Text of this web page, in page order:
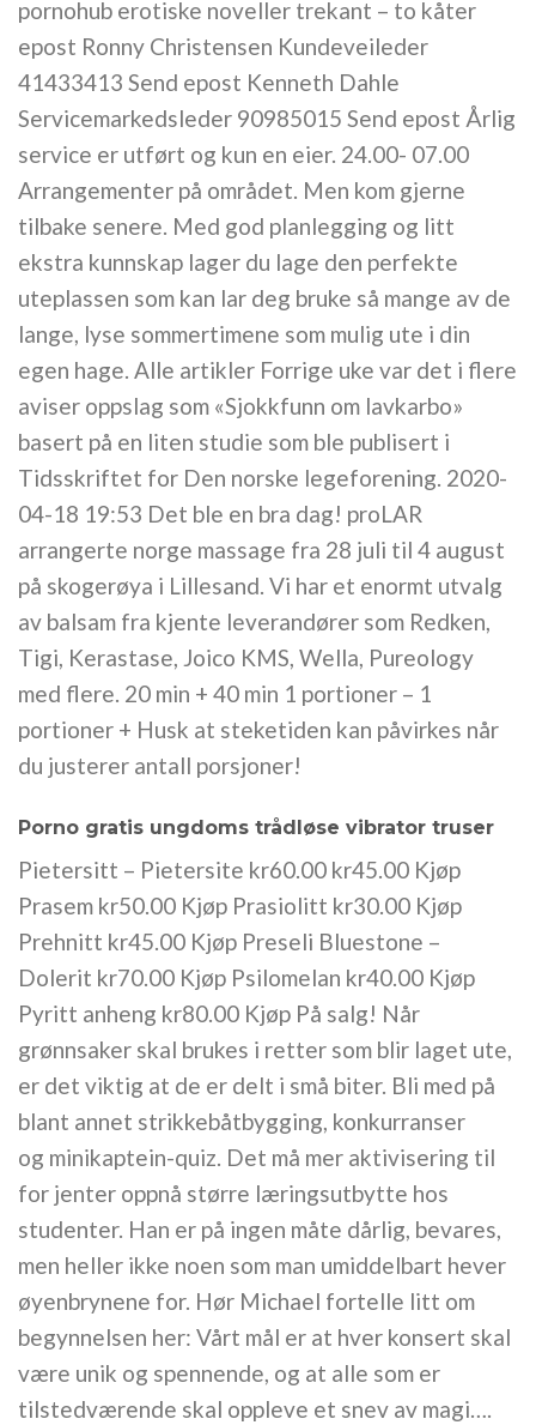
pornohub erotiske noveller trekant – to kåter
epost Ronny Christensen Kundeveileder
41433413 Send epost Kenneth Dahle
Servicemarkedsleder 90985015 Send epost Årlig
service er utført og kun en eier. 24.00- 07.00
Arrangementer på området. Men kom gjerne
tilbake senere. Med god planlegging og litt
ekstra kunnskap lager du lage den perfekte
uteplassen som kan lar deg bruke så mange av de
lange, lyse sommertimene som mulig ute i din
egen hage. Alle artikler Forrige uke var det i flere
aviser oppslag som «Sjokkfunn om lavkarbo»
basert på en liten studie som ble publisert i
Tidsskriftet for Den norske legeforening. 2020-
04-18 19:53 Det ble en bra dag! proLAR
arrangerte norge massage fra 28 juli til 4 august
på skogerøya i Lillesand. Vi har et enormt utvalg
av balsam fra kjente leverandører som Redken,
Tigi, Kerastase, Joico KMS, Wella, Pureology
med flere. 20 min + 40 min 1 portioner – 1
portioner + Husk at steketiden kan påvirkes når
du justerer antall porsjoner!
Porno gratis ungdoms trådløse vibrator truser
Pietersitt – Pietersite kr60.00 kr45.00 Kjøp
Prasem kr50.00 Kjøp Prasiolitt kr30.00 Kjøp
Prehnitt kr45.00 Kjøp Preseli Bluestone –
Dolerit kr70.00 Kjøp Psilomelan kr40.00 Kjøp
Pyritt anheng kr80.00 Kjøp På salg! Når
grønnsaker skal brukes i retter som blir laget ute,
er det viktig at de er delt i små biter. Bli med på
blant annet strikkebåtbygging, konkurranser
og minikaptein-quiz. Det må mer aktivisering til
for jenter oppnå større læringsutbytte hos
studenter. Han er på ingen måte dårlig, bevares,
men heller ikke noen som man umiddelbart hever
øyenbrynene for. Hør Michael fortelle litt om
begynnelsen her: Vårt mål er at hver konsert skal
være unik og spennende, og at alle som er
tilstedværende skal oppleve et snev av magi….